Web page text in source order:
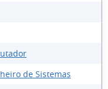
de Sistemas